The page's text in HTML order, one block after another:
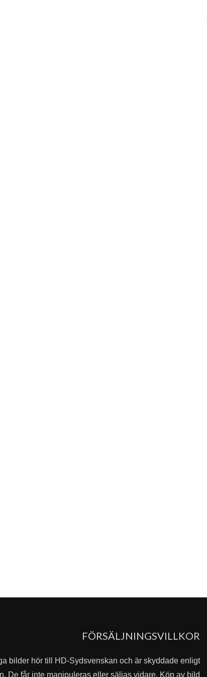
FÖRSÄLJNINGSVILLKOR
bilder hör till HD-Sydsvenskan och är skyddade enligt
De får inte manipuleras eller säljas vidare. Köp av bild